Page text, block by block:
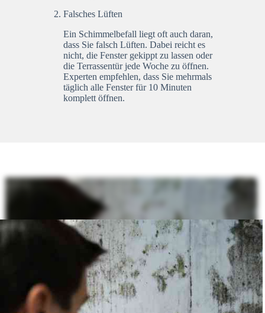
Falsches Lüften
Ein Schimmelbefall liegt oft auch daran,
dass Sie falsch Lüften. Dabei reicht es
nicht, die Fenster gekippt zu lassen oder
die Terrassentür jede Woche zu öffnen.
Experten empfehlen, dass Sie mehrmals
täglich alle Fenster für 10 Minuten
komplett öffnen.